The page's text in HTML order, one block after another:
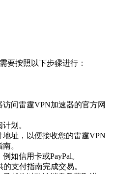
要按照以下步骤进行：
问雷霆VPN加速器的官方网
划。
址，以便接收您的雷霆VPN
。
如信用卡或PayPal。
支付指南完成交易。